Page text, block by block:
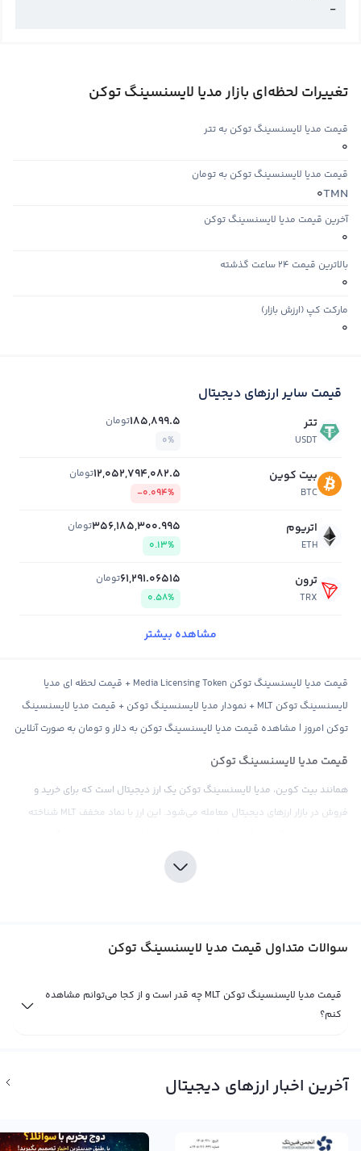
-
تغییرات لحظه‌ای بازار مدیا لایسنسینگ توکن
قیمت مدیا لایسنسینگ توکن به تتر
0
قیمت مدیا لایسنسینگ توکن به تومان
TMN
0
آخرین قیمت مدیا لایسنسینگ توکن
0
بالاترین قیمت ۲۴ ساعت گذشته
0
مارکت کپ (ارزش بازار)
0
قیمت سایر ارزهای دیجیتال
تتر
USDT
185,899.5تومان
0%
بیت کوین
BTC
12,052,794,082.5تومان
-0.094%
اتریوم
ETH
356,185,300.995تومان
0.13%
ترون
TRX
61,291.06515تومان
0.58%
مشاهده بیشتر
قیمت مدیا لایسنسینگ توکن Media Licensing Token + قیمت لحظه ای مدیا
لایسنسینگ توکن MLT + نمودار مدیا لایسنسینگ توکن + قیمت مدیا لایسنسینگ
توکن امروز | مشاهده قیمت مدیا لایسنسینگ توکن به دلار و تومان به صورت آنلاین
قیمت مدیا لایسنسینگ توکن
همانند بیت کوین، مدیا لایسنسینگ توکن یک ارز دیجیتال است که برای خرید و
فروش در بازار ارزهای دیجیتال معامله می‌شود. این ارز با نماد مخفف MLT شناخته
بستر بلاکچین استفاده می‌کند و به منظور خرید و فروش مجوزهای استفاده از
محتوا از جمله تصاویر، موسیقی، ویدئو و سایر محصولات مدیا به کار می‌رود.
استقبال کاربران و سرمایه گذاران قرار گرفته است. قیمت مدیا لایسنسینگ توکن نیز
می‌تواند تحت تأثیر رویدادهای مختلف اقتصادی و فاندامنتال قرار گیرد. با افزایش
با توجه به جذابیت این ارز دیجیتال و پتانسیل افزایش قیمت آن در آینده، سرمایه
سوالات متداول قیمت مدیا لایسنسینگ توکن
قیمت مدیا لایسنسینگ توکن MLT چه قدر است و از کجا می‌توانم مشاهده
کنم؟
آخرین اخبار ارزهای دیجیتال